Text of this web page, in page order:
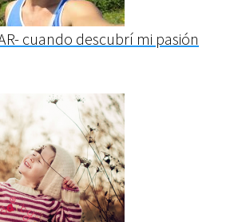
cuando descubrí mi pasión